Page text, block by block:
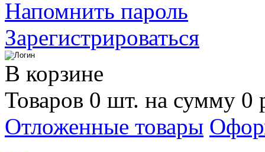
Напомнить пароль
Зарегистрироваться
В корзине
Товаров 0 шт. на сумму 0
Отложенные товары